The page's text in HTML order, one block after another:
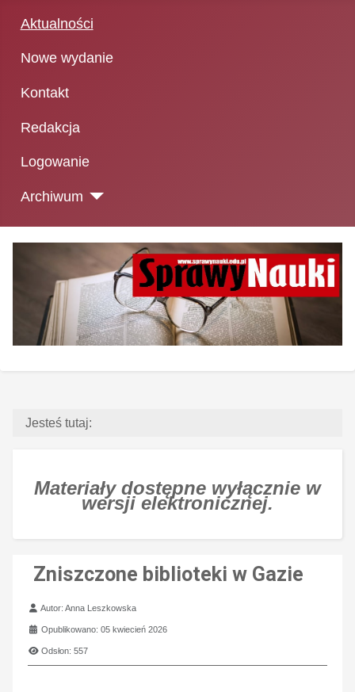
Aktualności
Nowe wydanie
Kontakt
Redakcja
Logowanie
Archiwum
Jesteś tutaj:
Materiały dostępne wyłącznie w
wersji elektronicznej.
Zniszczone biblioteki w Gazie
Szczegóły
Autor:Anna Leszkowska
Opublikowano: 05 kwiecień 2026
Odsłon: 557